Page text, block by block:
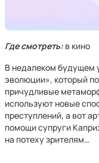
Где смотреть: в кино
В недалеком будущем
эволюции», который
причудливые
используют новые
преступлений, а вот
помощи супруги
на потеху зрителям…